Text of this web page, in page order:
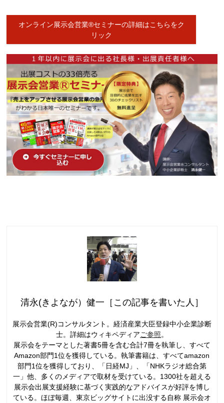
オンライン展示会営業®セミナーの詳細はこちらをク
リック
清永(きよなが）健一［この記事を書いた人］
展示会営業(R)コンサルタント。経済産業大臣登録中小企業診断
士。詳細はウィキペディアご参照。
展示会をテーマとした著書5冊を含む合計7冊を執筆し、すべて
Amazon部門1位を獲得している。執筆書籍は、すべてamazon
部門1位を獲得しており、「日経MJ」、「NHKラジオ総合第
一」他、多くのメディアで取材を受けている。1300社を超える
展示会出展支援経験に基づく実践的なアドバイスが好評を博し
ている。ほぼ毎週、東京ビッグサイトに出没する自称 展示会オ